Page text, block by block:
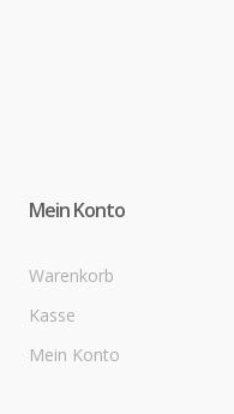
Mein Konto
Warenkorb
Kasse
Mein Konto